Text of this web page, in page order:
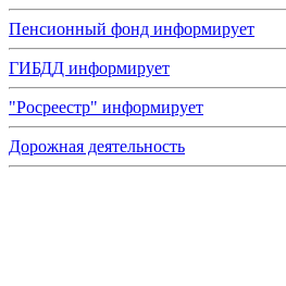
Пенсионный фонд информирует
ГИБДД информирует
"Росреестр" информирует
Дорожная деятельность